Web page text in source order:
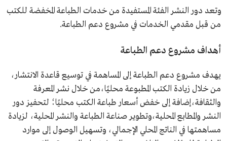
وتعد دور النشر الفئة المستفيدة من خدمات الطباعة المخفضة للكتب
من قبل مقدمي الخدمات في مشروع دعم الطباعة.
أهداف مشروع دعم الطباعة
يهدف مشروع دعم الطباعة إلى المساهمة في توسيع قاعدة الانتشار،
من خلال زيادة الكتب المطبوعة محليًا،من خلال نشر المعرفة
والثقافة،إضافة إلى خفض أسعار طباعة الكتب محليًا؛ لتحفيز دور
النشر والمطابع المحلية،وتطوير صناعة الطباعة والنشر المحلية، لزيادة
مساهمتها في الناتج المحلي الإجمالي، وتسهيل الوصول إلى موارد